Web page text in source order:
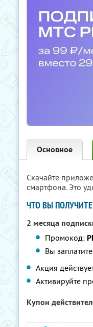
Основное
Скачайте
смартфона. Это
ЧТО ВЫ ПОЛУЧИТЕ
2 месяца
Промокод:
Вы
Акция
Активируйте
Купон